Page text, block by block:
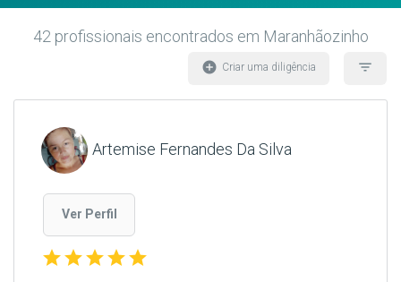
42 profissionais encontrados em Maranhãozinho
filter_list
add_circle Criar uma diligência
Artemise Fernandes Da Silva
Ver Perfil
starstarstarstarstar